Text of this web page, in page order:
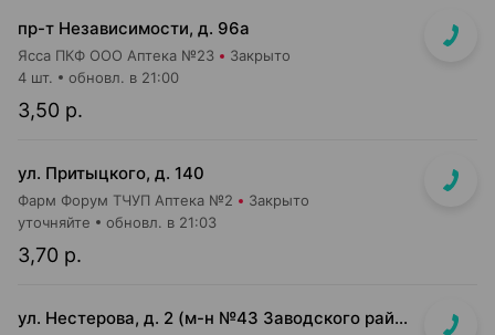
пр-т Независимости, д. 96а
Ясса ПКФ ООО Аптека №23 Закрыто
3,50 р.
4 шт. обновл. в 21:00
ул. Притыцкого, д. 140
Фарм Форум ТЧУП Аптека №2 Закрыто
3,70 р.
уточняйте обновл. в 21:03
ул. Нестерова, д. 2 (м-н №43 Заводского райпищеторга)